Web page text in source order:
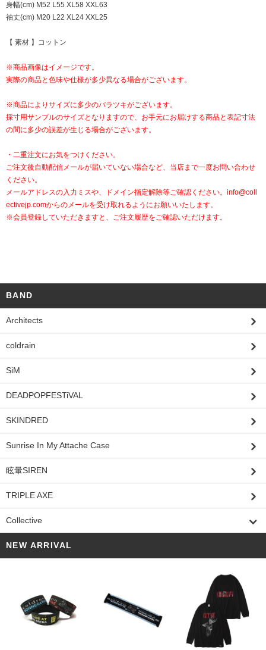
身幅(cm) M52 L55 XL58 XXL63
袖丈(cm) M20 L22 XL24 XXL25
【 素材 】コットン
※商品画像はイメージです。
実際の商品と色味や仕様が多少異なる場合がございます。
※商品によりサイズに多少のバラツキがございます。
採寸用サンプルのサイズとなりますので、お手元にお届けする商品と表記寸法
の間に多少の誤差が生じる場合がございます。
・二重注文にお気をつけください。
ご注文後自動配信メールが届いていない場合など、当店まで一度お問い合わせ
ください。
メールアドレスの入力ミスや、ドメイン指定解除等ご確認ください。 info@coll
ectivejp.comからのメールを受け取れるようにお願いいたします。
※会員登録していただきますと、ご注文履歴をご確認いただけます。
BAND
Architects
coldrain
SiM
DEADPOPFESTiVAL
SKINDRED
Sunrise In My Attache Case
眩暈SIREN
TRIPLE AXE
Collective
NEW ARRIVAL